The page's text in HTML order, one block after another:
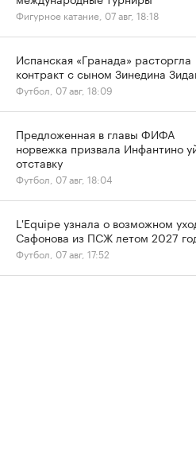
Фигурное катание, 07 авг, 18:18
Испанская «Гранада» расторгла
контракт с сыном Зинедина
Футбол, 07 авг, 18:09
Предложенная в главы ФИФА
норвежка призвала Инфантино
отставку
Футбол, 07 авг, 18:04
L'Equipe узнала о возможном
Сафонова из ПСЖ летом 2027
Футбол, 07 авг, 17:52